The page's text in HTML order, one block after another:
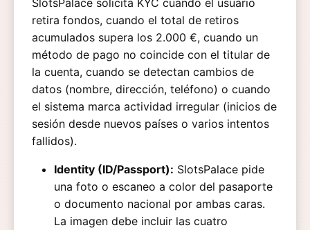
retira fondos, cuando el total de retiros
acumulados supera los 2.000 €, cuando un
método de pago no coincide con el titular de
la cuenta, cuando se detectan cambios de
datos (nombre, dirección, teléfono) o cuando
el sistema marca actividad irregular (inicios de
sesión desde nuevos países o varios intentos
fallidos).
Identity (ID/Passport): SlotsPalace pide
una foto o escaneo a color del pasaporte
o documento nacional por ambas caras.
La imagen debe incluir las cuatro